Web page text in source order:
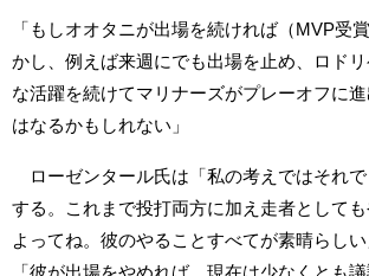
「もしオオタニが出場を続ければ（MVP受
かし、例えば来週にでも出場を止め、ロド
な活躍を続けてマリナーズがプレーオフに
はなるかもしれない」
ローゼンタール氏は「私の考えではそれ
する。これまで投打両方に加え走者として
よってね。彼のやることすべてが素晴らし
「彼が出場をやめれば、現在は少なくとも